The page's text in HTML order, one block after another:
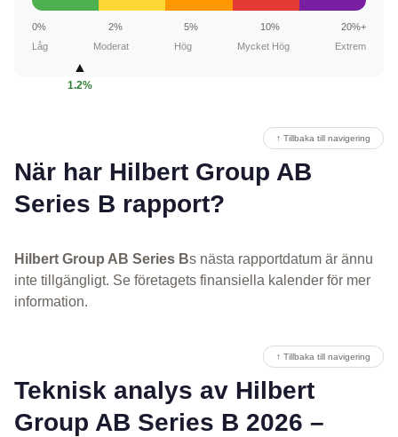
0% 2% 5% 10%
20%+
Låg
Moderat Hög Mycket Hög Extrem
▲
1.2%
↑ Tillbaka till navigering
När har Hilbert Group AB
Series B rapport?
Hilbert Group AB Series Bs nästa rapportdatum är ännu
inte tillgängligt. Se företagets finansiella kalender för mer
information.
↑ Tillbaka till navigering
Teknisk analys av Hilbert
Group AB Series B 2026 –